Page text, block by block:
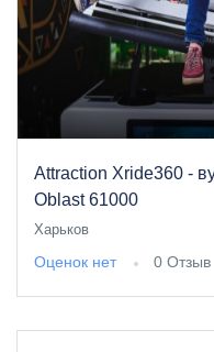
Attraction Xride360 -
Oblast 61000
Харьков
Оценок нет 0 Отзыв